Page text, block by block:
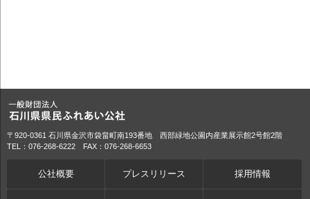
〒920-0361 石川県金沢市袋畠町南193番地 西部緑地公園内産業展示館2号館2階
TEL：076-268-6222 FAX：076-268-6653
公社概要 プレスリリース 採用情報